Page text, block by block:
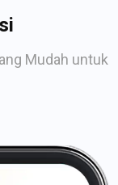
Mudah untuk